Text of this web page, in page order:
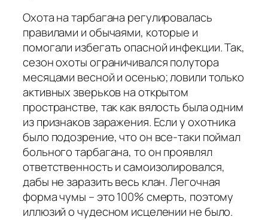
Охота на тарбагана регулировалась
правилами и обычаями, которые и
помогали избегать опасной инфекции. Так,
сезон охоты ограничивался полутора
месяцами весной и осенью; ловили только
активных зверьков на открытом
пространстве, так как вялость была одним
из признаков заражения. Если у охотника
было подозрение, что он все-таки поймал
больного тарбагана, то он проявлял
ответственность и самоизолировался,
дабы не заразить весь клан. Легочная
форма чумы – это 100% смерть, поэтому
иллюзий о чудесном исцелении не было.